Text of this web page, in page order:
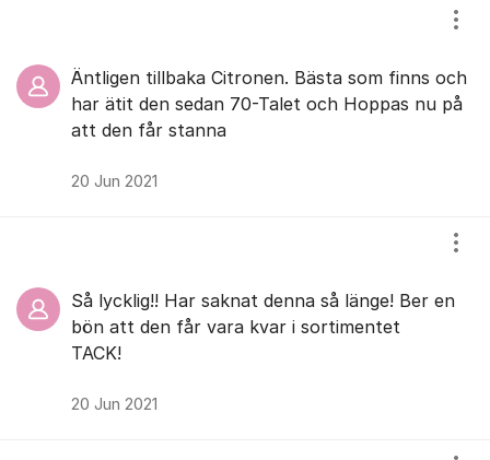
Äntligen tillbaka Citronen. Bästa som finns och
har ätit den sedan 70-Talet och Hoppas nu på
att den får stanna
20 Jun 2021
Så lycklig!! Har saknat denna så länge! Ber en
bön att den får vara kvar i sortimentet
TACK!
20 Jun 2021